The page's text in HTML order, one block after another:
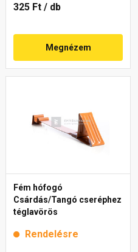
325 Ft / db
Megnézem
Fém hófogó
Csárdás/Tangó cseréphez
téglavörös
Rendelésre